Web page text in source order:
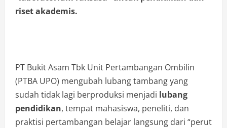
riset akademis.
PT Bukit Asam Tbk Unit Pertambangan Ombilin
(PTBA UPO) mengubah lubang tambang yang
sudah tidak lagi berproduksi menjadi lubang
pendidikan, tempat mahasiswa, peneliti, dan
praktisi pertambangan belajar langsung dari “perut